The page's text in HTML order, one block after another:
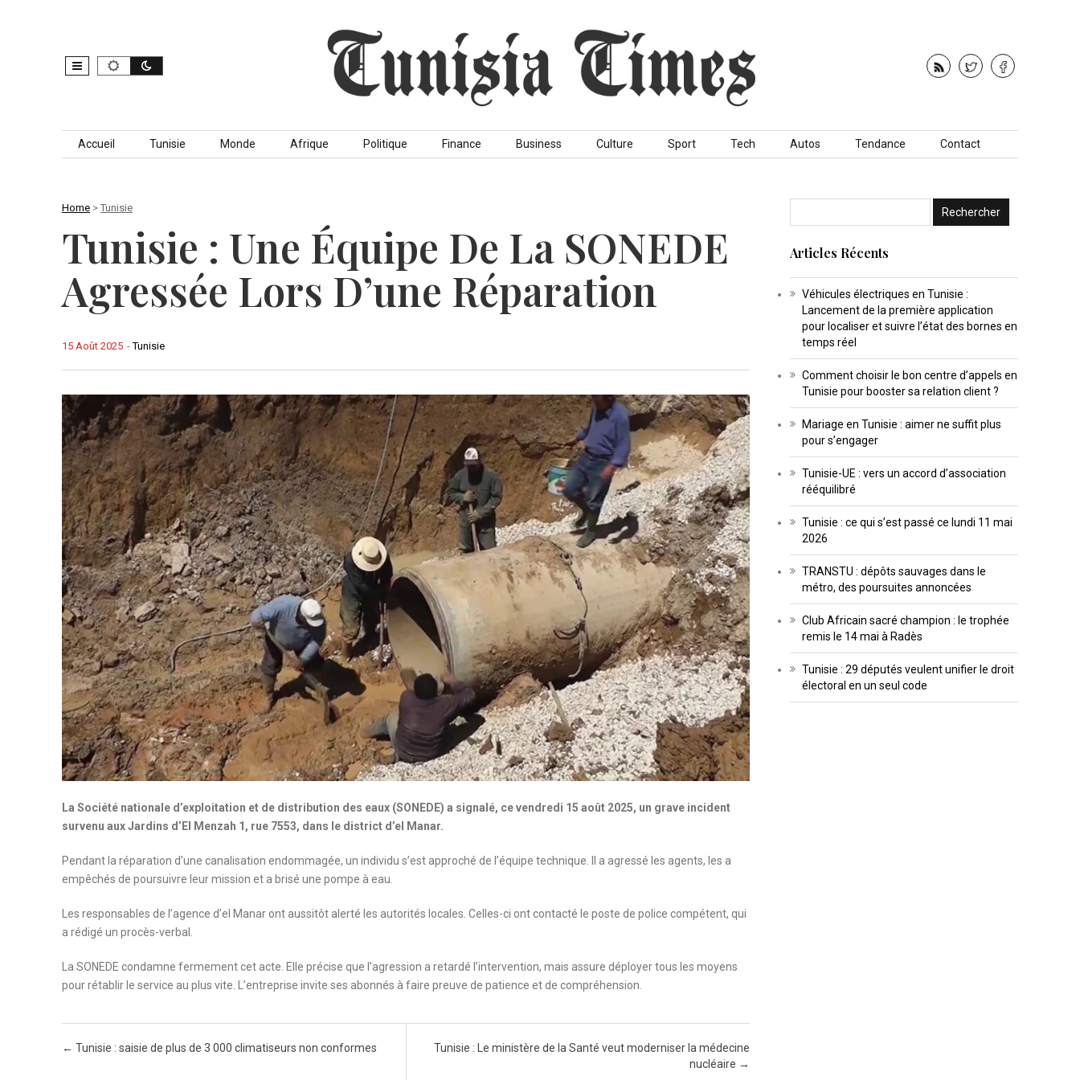
Skip to content
Accueil Tunisie Monde Afrique Politique Finance Business Culture Sport Tech Autos Tendance Contact
Home > Tunisie
Tunisie : Une Équipe De La SONEDE
Agressée Lors D’une Réparation
-Tunisie
15 Août 2025
La Société nationale d’exploitation et de distribution des eaux (SONEDE) a signalé, ce vendredi 15 août 2025, un grave incident
survenu aux Jardins d’El Menzah 1, rue 7553, dans le district d’el Manar.
Pendant la réparation d’une canalisation endommagée, un individu s’est approché de l’équipe technique. Il a agressé les agents, les a
empêchés de poursuivre leur mission et a brisé une pompe à eau.
Les responsables de l’agence d’el Manar ont aussitôt alerté les autorités locales. Celles-ci ont contacté le poste de police compétent, qui
a rédigé un procès-verbal.
La SONEDE condamne fermement cet acte. Elle précise que l’agression a retardé l’intervention, mais assure déployer tous les moyens
pour rétablir le service au plus vite. L’entreprise invite ses abonnés à faire preuve de patience et de compréhension.
Post navigation
← Tunisie : saisie de plus de 3 000 climatiseurs non conformes
Tunisie : Le ministère de la Santé veut moderniser la médecine
nucléaire →
Articles Récents
Véhicules électriques en Tunisie :
Lancement de la première application
pour localiser et suivre l’état des bornes en
temps réel
Comment choisir le bon centre d’appels en
Tunisie pour booster sa relation client ?
Mariage en Tunisie : aimer ne suffit plus
pour s’engager
Tunisie-UE : vers un accord d’association
rééquilibré
Tunisie : ce qui s’est passé ce lundi 11 mai
2026
TRANSTU : dépôts sauvages dans le
métro, des poursuites annoncées
Club Africain sacré champion : le trophée
remis le 14 mai à Radès
Tunisie : 29 députés veulent unifier le droit
électoral en un seul code